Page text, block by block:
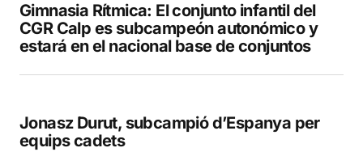
Gimnasia Rítmica: El conjunto infantil del
CGR Calp es subcampeón autonómico y
estará en el nacional base de conjuntos
Jonasz Durut, subcampió d’Espanya per
equips cadets